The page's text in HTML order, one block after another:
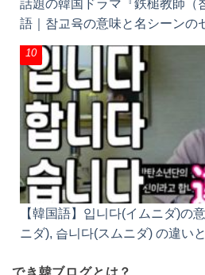
話題の韓国ドラマ『鉄槌教師（
国語｜참교육の意味と名シーン